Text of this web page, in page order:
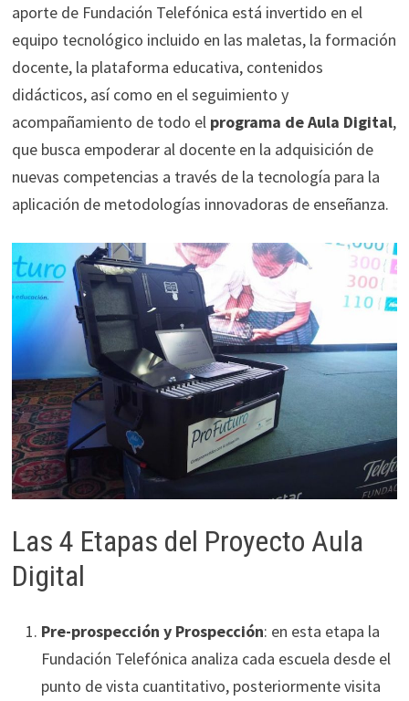
aporte de Fundación Telefónica está invertido en el
equipo tecnológico incluido en las maletas, la formación
docente, la plataforma educativa, contenidos
didácticos, así como en el seguimiento y
acompañamiento de todo el programa de Aula Digital,
que busca empoderar al docente en la adquisición de
nuevas competencias a través de la tecnología para la
aplicación de metodologías innovadoras de enseñanza.
Las 4 Etapas del Proyecto Aula
Digital
Pre-prospección y Prospección: en esta etapa la
Fundación Telefónica analiza cada escuela desde el
punto de vista cuantitativo, posteriormente visita